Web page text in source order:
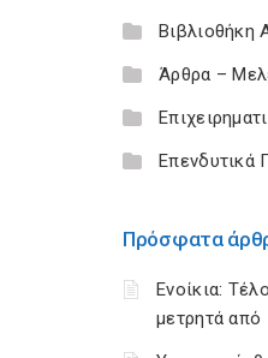
Βιβλιοθήκη
Άρθρα –
Επενδυτικά
Πρόσφατα
Ενοίκια:
μετρητά